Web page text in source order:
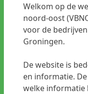
Welkom op de
noord-oost
voor de
Groningen.
De website is
en informatie.
welke informatie